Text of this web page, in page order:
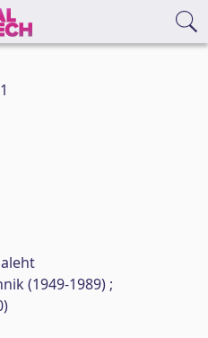
(1949-1989) ;